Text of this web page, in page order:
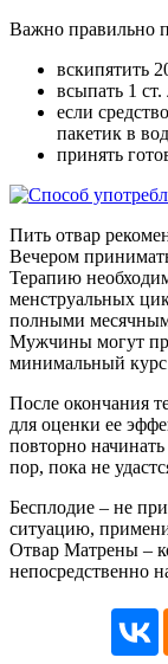
Важно правильно
вскипятить
всыпать 1
если
пакетик в
принять
Пить отвар
Вечером
Терапию
менструальных
полными
Мужчины могут
минимальный курс
После окончания
для оценки ее
повторно
пор, пока не
Бесплодие – не
ситуацию,
Отвар Матрены –
непосредственно